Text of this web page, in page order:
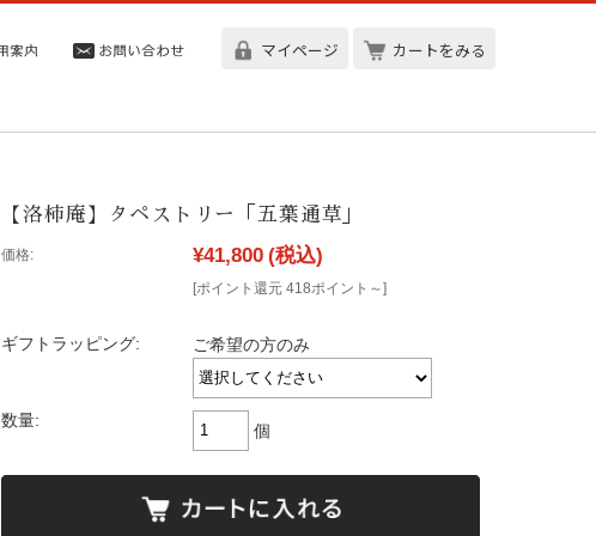
マイページ カートをみる
【洛柿庵】タペストリー「五葉通草」
価格: ¥41,800 (税込)
[ポイント還元 418ポイント～]
ギフトラッピング: ご希望の方のみ
数量:
個